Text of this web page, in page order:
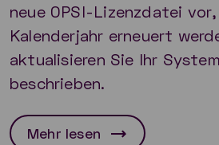
neue OPSI-Lizenzdatei
Kalenderjahr erneuert
aktualisieren Sie Ihr
beschrieben.
Mehr lesen